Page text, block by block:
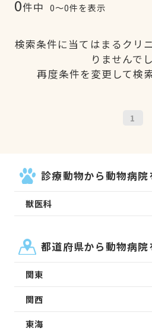
0件中 0〜0件を表示
検索条件に当てはまるクリ
りませんで
再度条件を変更して検
1
診療動物から動物病院
獣医科
都道府県から動物病院
関東
関西
東海